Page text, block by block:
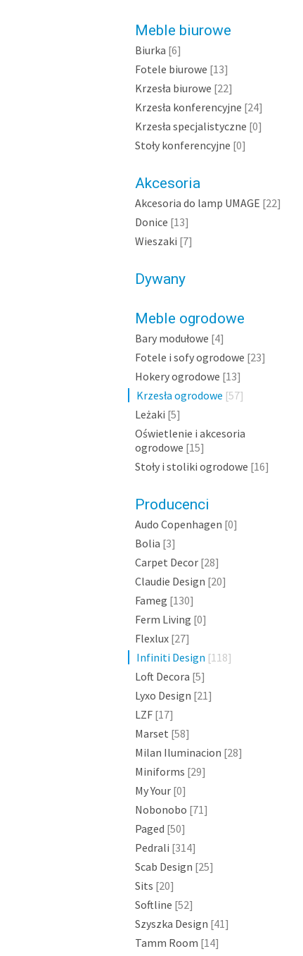
Meble biurowe
Biurka [6]
Fotele biurowe [13]
Krzesła biurowe [22]
Krzesła konferencyjne [24]
Krzesła specjalistyczne [0]
Stoły konferencyjne [0]
Akcesoria
Akcesoria do lamp UMAGE [22]
Donice [13]
Wieszaki [7]
Dywany
Meble ogrodowe
Bary modułowe [4]
Fotele i sofy ogrodowe [23]
Hokery ogrodowe [13]
Krzesła ogrodowe [57]
Leżaki [5]
Oświetlenie i akcesoria
ogrodowe [15]
Stoły i stoliki ogrodowe [16]
Producenci
Audo Copenhagen [0]
Bolia [3]
Carpet Decor [28]
Claudie Design [20]
Fameg [130]
Ferm Living [0]
Flexlux [27]
Infiniti Design [118]
Loft Decora [5]
Lyxo Design [21]
LZF [17]
Marset [58]
Milan Iluminacion [28]
Miniforms [29]
My Your [0]
Nobonobo [71]
Paged [50]
Pedrali [314]
Scab Design [25]
Sits [20]
Softline [52]
Szyszka Design [41]
Tamm Room [14]